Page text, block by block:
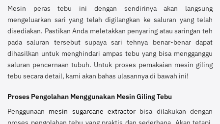
Mesin peras tebu ini dengan sendirinya akan langsung
mengeluarkan sari yang telah digilangkan ke saluran yang telah
disediakan. Pastikan Anda meletakkan penyaring atau saringan teh
pada saluran tersebut supaya sari tehnya benar-benar dapat
dihasilkan untuk menghindari ampas tebu yang bisa mengganggu
saluran pencernaan tubuh. Untuk proses pemakaian mesin giling
tebu secara detail, kami akan bahas ulasannya di bawah ini!
Proses Pengolahan Menggunakan Mesin Giling Tebu
Penggunaan mesin sugarcane extractor bisa dilakukan dengan